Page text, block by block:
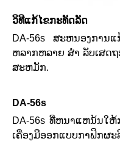
ວິທີແກ້ໄຂກະທັດລັດ
DA-56s ສະຫນອງການ
ຫລາກຫລາຍ ສຳ ລັບເສດ
ສະຫມັກ.
DA-56s
DA-56s ທີ່ຫນາແຫນ້ນໃ
ເຄື່ອງມືອອກແບບກາຟິກ